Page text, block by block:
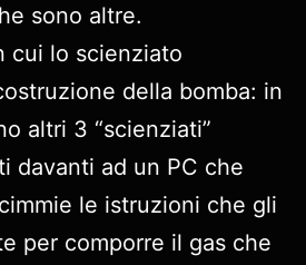
sono altre.
cui lo scienziato
della bomba: in
altri 3 “scienziati”
davanti ad un PC che
le istruzioni che gli
per comporre il gas che